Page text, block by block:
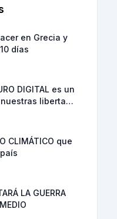
en Grecia y
días
DIGITAL es un
liberta…
CLIMÁTICO que
LA GUERRA